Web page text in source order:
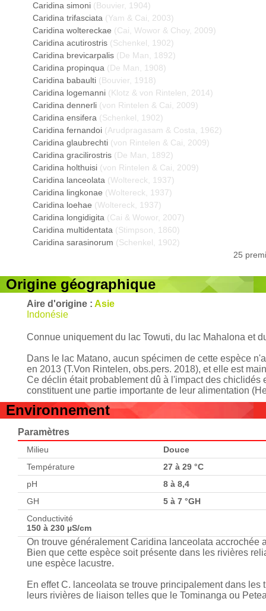
Caridina simoni (Bouvier, 1904)
Caridina trifasciata (Yam & Cai, 2003)
Caridina woltereckae (Cai, Wowor & Choy, 2009)
Caridina acutirostris (Schenkel, 1902)
Caridina brevicarpalis (De Man, 1892)
Caridina propinqua (De Man, 1908)
Caridina babaulti (Bouvier, 1918)
Caridina logemanni (Klotz & von Rintelen, 2014)
Caridina dennerli (von Rintelen & Cai, 2009)
Caridina ensifera (Schenkel, 1902)
Caridina fernandoi (Arudpragasam & Costa, 1962)
Caridina glaubrechti (von Rintelen & Cai, 2009)
Caridina gracilirostris (De Man, 1892)
Caridina holthuisi (von Rintelen & Cai, 2009)
Caridina lanceolata (Woltereck, 1937)
Caridina lingkonae (Woltereck, 1937)
Caridina loehae (Woltereck, 1937)
Caridina longidigita (Cai & Wowor, 2007)
Caridina multidentata (Stimpson, 1860)
Caridina sarasinorum (Schenkel, 1902)
25
Origine géographique
Aire d'origine : Asie
Indonésie
Connue uniquement du lac Towuti, du lac Mahalona et
Dans le lac Matano, aucun spécimen de cette espèce
en 2013 (T.Von Rintelen, obs.pers. 2018), et elle est
Ce déclin était probablement dû à l'impact des
constituent une partie importante de leur alimentation
Environnement
Paramètres
Milieu
Douce
Température
27 à 29 °C
pH
8 à 8,4
GH
5 à 7 °GH
Conductivité
150 à 230 µS/cm
On trouve généralement Caridina lanceolata accrochée
Bien que cette espèce soit présente dans les rivières
une espèce lacustre.
En effet C. lanceolata se trouve principalement dans
leurs rivières de liaison telles que le Tominanga ou